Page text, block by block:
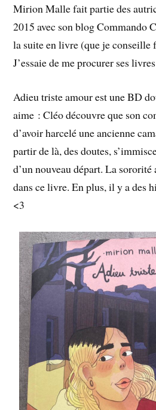
Mirion Malle fait partie des
2015 avec son blog Commando
la suite en livre (que je conseille
J’essaie de me procurer ses
Adieu triste amour est une BD
aime : Cléo découvre que son
d’avoir harcelé une ancienne
partir de là, des doutes,
d’un nouveau départ. La sororité
dans ce livre. En plus, il y a des
<3